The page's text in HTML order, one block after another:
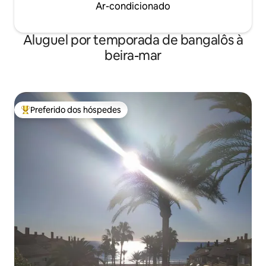
Ar-condicionado
Aluguel por temporada de bangalôs à
beira-mar
Entre os melhores preferidos dos hóspedes
Preferido dos hóspedes